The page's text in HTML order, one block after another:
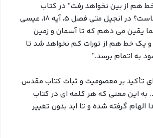
هم از بین نخواهد رفت” در کتاب
مقدس به چه معناست؟ در انجیل متی فصل 5، آیه 18، عیسی
یقین می دهم که تا آسمان و زمین
و یک خط هم از تورات کم نخواهد شد تا
به اتمام برسد.”
تأکید بر معصومیت و ثبات کتاب مقدس
این معنی که هر کلمه ای در کتاب
گرفته شده و تا ابد بدون تغییر